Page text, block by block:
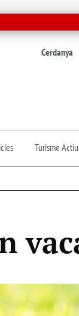
Cerdanya
Turisme Actiu